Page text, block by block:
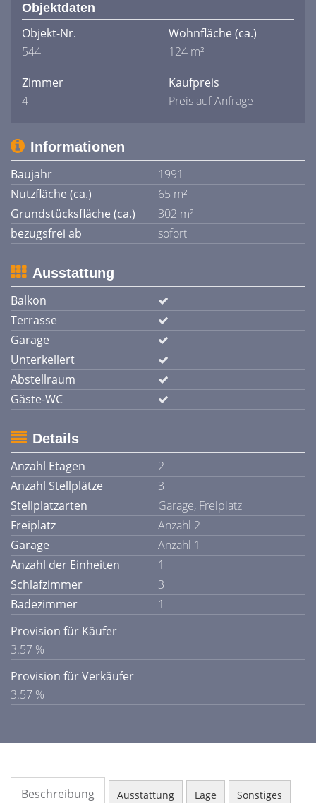
Objektdaten
Objekt-Nr.
544
Wohnfläche (ca.)
124 m²
Zimmer
4
Kaufpreis
Preis auf Anfrage
Informationen
Baujahr
1991
Nutzfläche (ca.)
65 m²
Grundstücksfläche (ca.)
302 m²
bezugsfrei ab
sofort
Ausstattung
Balkon
Terrasse
Garage
Unterkellert
Abstellraum
Gäste-WC
Details
Anzahl Etagen
2
Anzahl Stellplätze
3
Stellplatzarten
Garage, Freiplatz
Freiplatz
Anzahl 2
Garage
Anzahl 1
Anzahl der Einheiten
1
Schlafzimmer
3
Badezimmer
1
Provision für Käufer
3.57 %
Provision für Verkäufer
3.57 %
Beschreibung Ausstattung Lage Sonstiges